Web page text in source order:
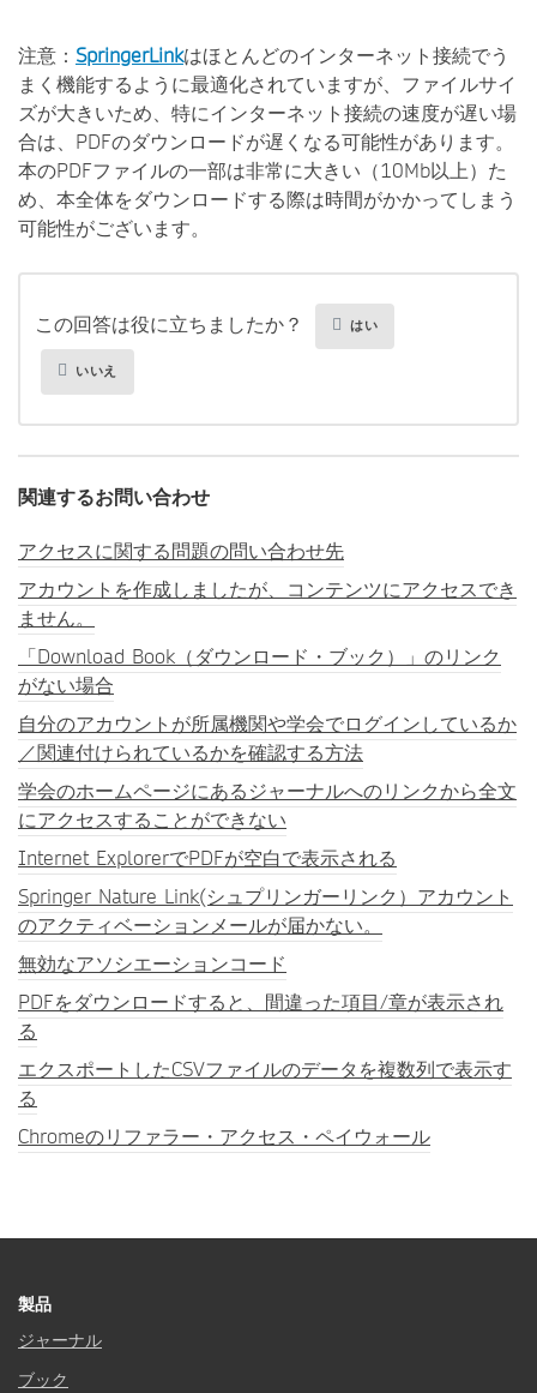
注意： SpringerLinkはほとんどのインターネット接続でう
まく機能するように最適化されていますが、ファイルサイ
ズが大きいため、特にインターネット接続の速度が遅い場
合は、PDFのダウンロードが遅くなる可能性があります。
本のPDFファイルの一部は非常に大きい（10Mb以上）た
め、本全体をダウンロードする際は時間がかかってしまう
可能性がございます。
この回答は役に立ちましたか？ はい
いいえ
関連するお問い合わせ
アクセスに関する問題の問い合わせ先
アカウントを作成しましたが、コンテンツにアクセスでき
ません。
「Download Book（ダウンロード・ブック）」のリンク
がない場合
自分のアカウントが所属機関や学会でログインしているか
／関連付けられているかを確認する方法
学会のホームページにあるジャーナルへのリンクから全文
にアクセスすることができない
Internet ExplorerでPDFが空白で表示される
Springer Nature Link(シュプリンガーリンク）アカウント
のアクティベーションメールが届かない。
無効なアソシエーションコード
PDFをダウンロードすると、間違った項目/章が表示され
る
エクスポートしたCSVファイルのデータを複数列で表示す
る
Chromeのリファラー・アクセス・ペイウォール
製品
ジャーナル
ブック